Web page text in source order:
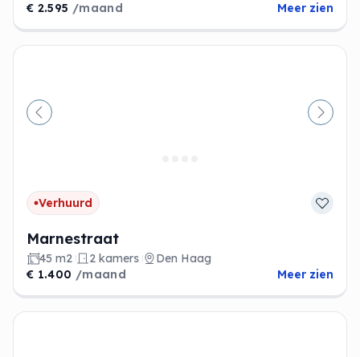
€ 2.595 /maand Meer zien
Vorige
Verhuurd
Marnestraat
45 m2 2 kamers
Den Haag
€ 1.400 /maand Meer zien